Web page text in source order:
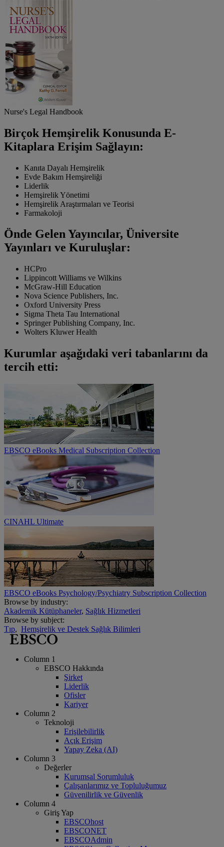
Nurse's Legal Handbook
Birçok Hemşirelik Konusunda E-
Kitaplara Erişim Sağlayın:
Kanıta Dayalı Hemşirelik
Evde Bakım Hemşireliği
Liderlik
Hemşirelik Yönetimi
Hemşirelik Araştırmaları ve Teorisi
Farmakoloji
Önde Gelen Yayıncılar, Üniversite
Yayınları ve Kuruluşlar:
HCPro
Lippincott Williams ve Wilkins
McGraw-Hill Education
Nova Science Publishers, Inc.
Oxford University Press
Sigma Theta Tau International
Springer Publishing Company, Inc.
Wolters Kluwer Health
Kurumlar aşağıdaki veri tabanlarını da
tercih etti:
EBSCO eBooks Medical Subscription Collection
CINAHL Ultimate
EBSCO eBooks Psychology/Psychiatry Subscription Collection
Browse by industry:
Akademik Kütüphaneler, Sağlık Hizmetleri
Browse by subject:
Tıp, Hemşirelik ve Destek Sağlık Bilimleri
Column 1
EBSCO Hakkında
Şirket
Liderlik
Ofisler
Kariyer
Column 2
Teknoloji
Erişilebilirlik
Açık Erişim
Yapay Zeka (AI)
Column 3
Değerler
Kurumsal Sorumluluk
Çalışanlarımız ve Topluluğumuz
Güvenilirlik ve Güvenlik
Column 4
Giriş Yap
EBSCOhost
EBSCONET
EBSCOAdmin